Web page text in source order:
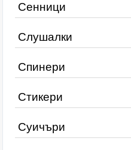
Сенници
Слушалки
Спинери
Стикери
Суичъри